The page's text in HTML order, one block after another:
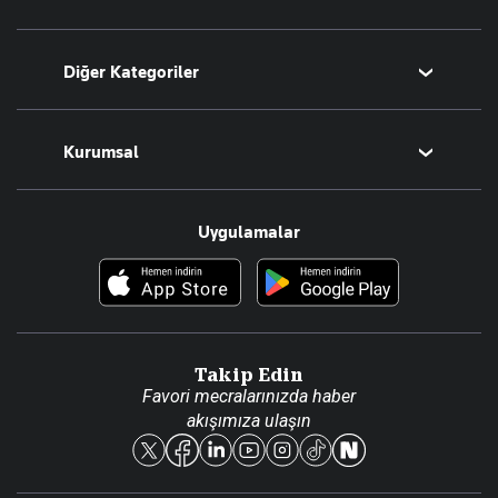
Bugünün Yazarları
Tüm Yazarlar
Diğer Kategoriler
Magazin
Teknoloji
Resmî Ilanlar
Foto Haber
Kurumsal
Hakkımızda
Künye
Reklam Ver
Uygulamalar
Takip Edin
Favori mecralarınızda haber
akışımıza ulaşın